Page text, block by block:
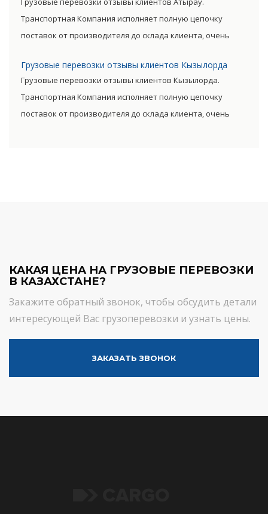
существенно снизив уровень итоговой цены товара.
Транспортная Компания исполняет полную цепочку
поставок от производителя до склада клиента, очень
позволяют уменьшить транспортные затраты,
существенно снизив уровень итоговой цены товара.
Грузовые перевозки отзывы клиентов Кызылорда
Грузовые перевозки отзывы клиентов Кызылорда.
Транспортная Компания исполняет полную цепочку
поставок от производителя до склада клиента, очень
КАКАЯ ЦЕНА НА ГРУЗОВЫЕ ПЕРЕВОЗКИ
В КАЗАХСТАНЕ?
Закажите обратный звонок, чтобы обсудить детали
интересующей Вас грузоперевозки и узнать цены.
ЗАКАЗАТЬ ЗВОНОК